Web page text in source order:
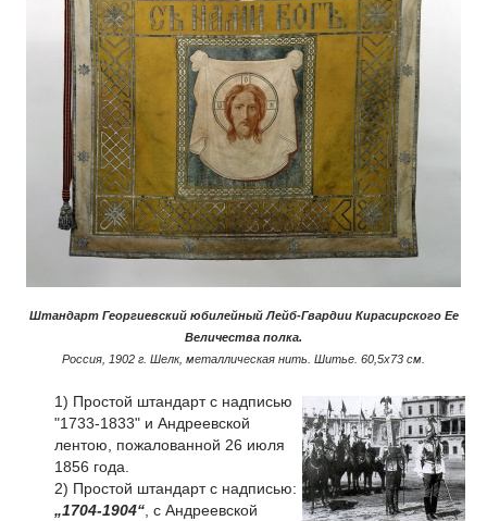
Штандарт Георгиевский юбилейный Лейб-Гвардии Кирасирского Ее
Величества полка.
Россия, 1902 г. Шелк, металлическая нить. Шитье. 60,5х73 см.
1) Простой штандарт с надписью
"1733-1833" и Андреевской
лентою, пожалованной 26 июля
1856 года.
2) Простой штандарт с надписью:
„1704-1904“, с Андреевской